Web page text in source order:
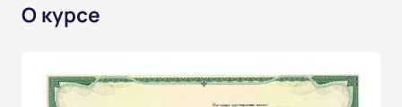
О курсе